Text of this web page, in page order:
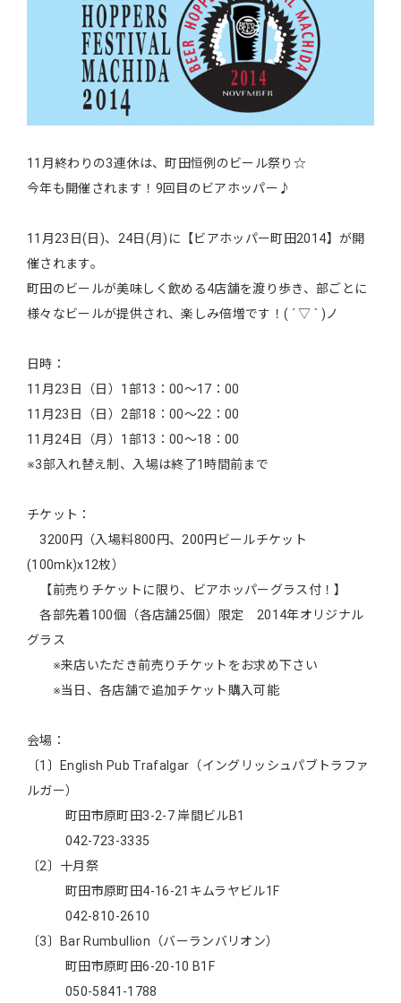
11月終わりの3連休は、町田恒例のビール祭り☆
今年も開催されます！9回目のビアホッパー♪
11月23日(日)、24日(月)に【ビアホッパー町田2014】が開
催されます。
町田のビールが美味しく飲める4店舗を渡り歩き、部ごとに
様々なビールが提供され、楽しみ倍増です！( ´ ▽ ` )ノ
日時：
11月23日（日）1部13：00～17：00
11月23日（日）2部18：00～22：00
11月24日（月）1部13：00～18：00
※3部入れ替え制、入場は終了1時間前まで
チケット：
3200円（入場料800円、200円ビールチケット
(100mk)x12枚）
【前売りチケットに限り、ビアホッパーグラス付！】
各部先着100個（各店舗25個）限定 2014年オリジナル
グラス
※来店いただき前売りチケットをお求め下さい
※当日、各店舗で追加チケット購入可能
会場：
〔1〕English Pub Trafalgar（イングリッシュパブトラファ
ルガー）
町田市原町田3-2-7 岸間ビルB1
042-723-3335
〔2〕十月祭
町田市原町田4-16-21キムラヤビル1F
042-810-2610
〔3〕Bar Rumbullion（バーランバリオン）
町田市原町田6-20-10 B1F
050-5841-1788